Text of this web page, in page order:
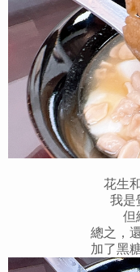
花生
我是
但
總之，
加了黑